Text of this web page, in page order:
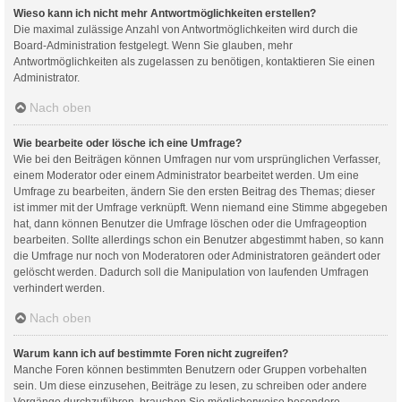
Wieso kann ich nicht mehr Antwortmöglichkeiten erstellen?
Die maximal zulässige Anzahl von Antwortmöglichkeiten wird durch die
Board-Administration festgelegt. Wenn Sie glauben, mehr
Antwortmöglichkeiten als zugelassen zu benötigen, kontaktieren Sie einen
Administrator.
Nach oben
Wie bearbeite oder lösche ich eine Umfrage?
Wie bei den Beiträgen können Umfragen nur vom ursprünglichen Verfasser,
einem Moderator oder einem Administrator bearbeitet werden. Um eine
Umfrage zu bearbeiten, ändern Sie den ersten Beitrag des Themas; dieser
ist immer mit der Umfrage verknüpft. Wenn niemand eine Stimme abgegeben
hat, dann können Benutzer die Umfrage löschen oder die Umfrageoption
bearbeiten. Sollte allerdings schon ein Benutzer abgestimmt haben, so kann
die Umfrage nur noch von Moderatoren oder Administratoren geändert oder
gelöscht werden. Dadurch soll die Manipulation von laufenden Umfragen
verhindert werden.
Nach oben
Warum kann ich auf bestimmte Foren nicht zugreifen?
Manche Foren können bestimmten Benutzern oder Gruppen vorbehalten
sein. Um diese einzusehen, Beiträge zu lesen, zu schreiben oder andere